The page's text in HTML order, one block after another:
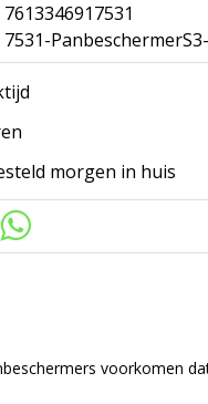
7613346917531
7531-
morgen in huis
voorkomen